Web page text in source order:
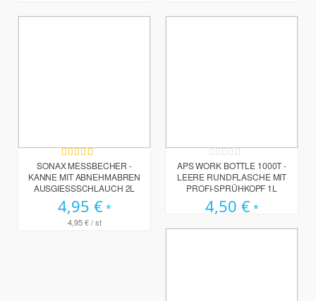
Bewertung:
100%
SONAX MESSBECHER -
KANNE MIT ABNEHMABREN
AUSGIESSSCHLAUCH 2L
4,95 €
4,95 €/ st
Rating:
0%
APS WORK BOTTLE 1000T -
LEERE RUNDFLASCHE MIT
PROFI-SPRÜHKOPF 1L
4,50 €